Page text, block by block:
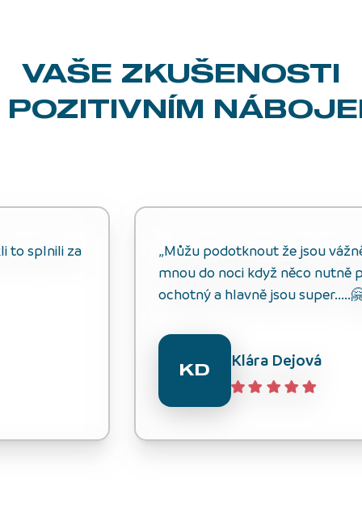
VAŠE ZKUŠENOSTI
POZITIVNÍM
to splnili za
„Můžu podotknout že jsou
mnou do noci když něco nutně
ochotný a hlavně jsou
KD Klára Dejová